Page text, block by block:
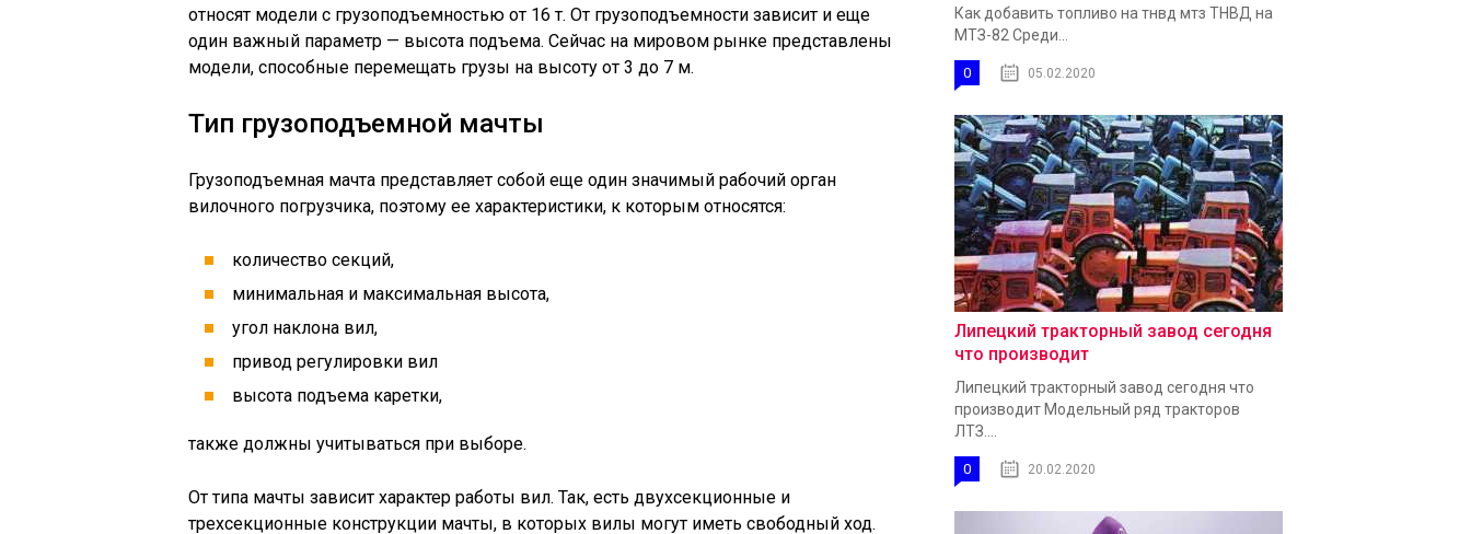
относят модели с грузоподъемностью от 16 т. От грузоподъемности зависит и еще
один важный параметр — высота подъема. Сейчас на мировом рынке представлены
модели, способные перемещать грузы на высоту от 3 до 7 м.
Тип грузоподъемной мачты
Грузоподъемная мачта представляет собой еще один значимый рабочий орган
вилочного погрузчика, поэтому ее характеристики, к которым относятся:
количество секций,
минимальная и максимальная высота,
угол наклона вил,
привод регулировки вил
высота подъема каретки,
также должны учитываться при выборе.
От типа мачты зависит характер работы вил. Так, есть двухсекционные и
трехсекционные конструкции мачты, в которых вилы могут иметь свободный ход.
Как добавить топливо на тнвд мтз ТНВД на
МТЗ-82 Среди...
0 05.02.2020
Липецкий тракторный завод сегодня
что производит
Липецкий тракторный завод сегодня что
производит Модельный ряд тракторов
ЛТЗ....
0 20.02.2020